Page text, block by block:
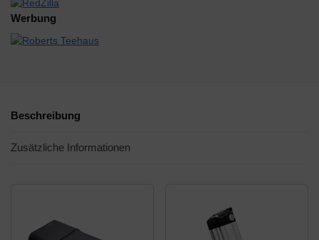
Werbung
Beschreibung
Zusätzliche Informationen